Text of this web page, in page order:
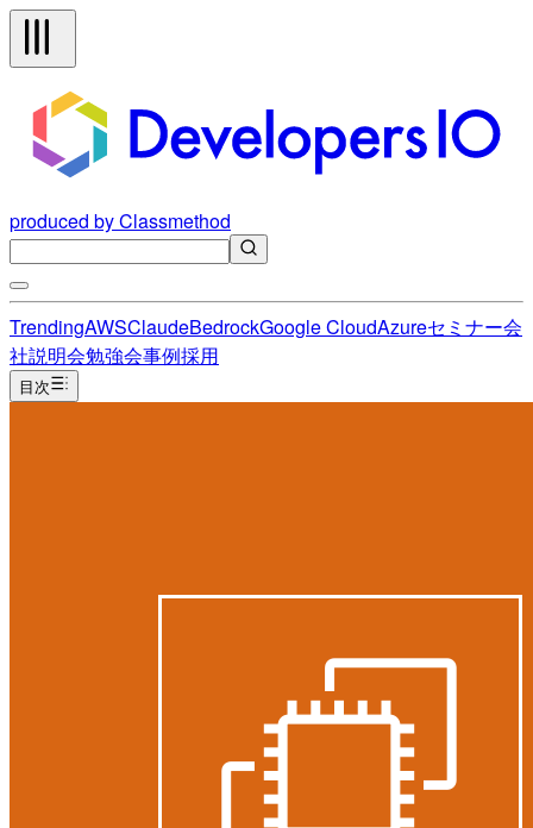
produced by Classmethod
TrendingAWSClaudeBedrockGoogle CloudAzureセミナー会
社説明会勉強会事例採用
目次